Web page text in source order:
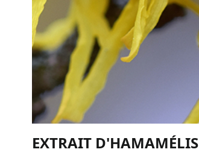
EXTRAIT D'HAMAMÉLIS